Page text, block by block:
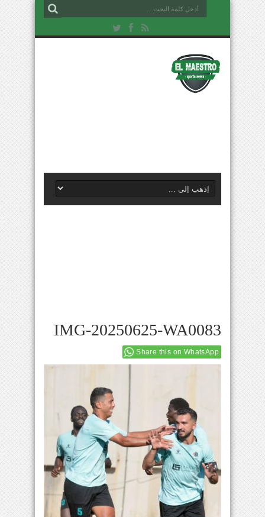
IMG-20250625-WA0083
Share this on WhatsApp